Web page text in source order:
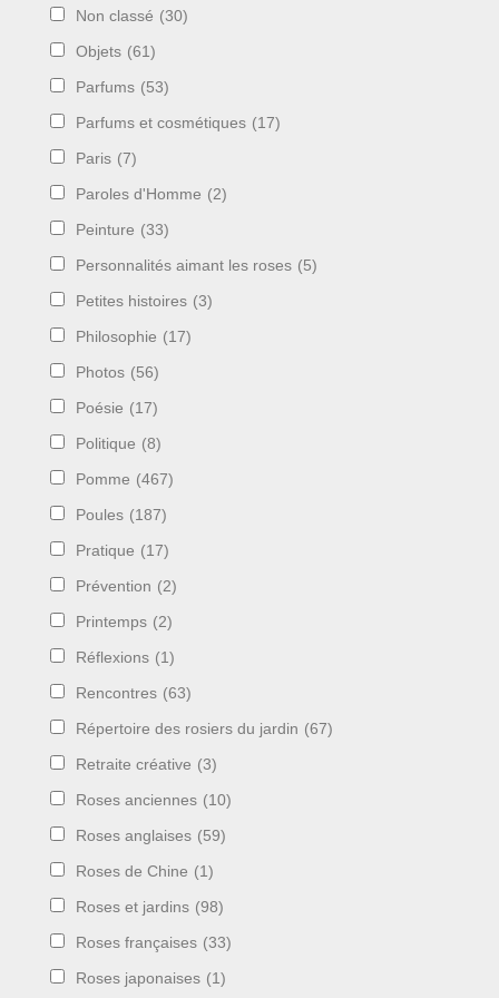
Non classé (30)
Objets (61)
Parfums (53)
Parfums et cosmétiques (17)
Paris (7)
Paroles d'Homme (2)
Peinture (33)
Personnalités aimant les roses (5)
Petites histoires (3)
Philosophie (17)
Photos (56)
Poésie (17)
Politique (8)
Pomme (467)
Poules (187)
Pratique (17)
Prévention (2)
Printemps (2)
Réflexions (1)
Rencontres (63)
Répertoire des rosiers du jardin (67)
Retraite créative (3)
Roses anciennes (10)
Roses anglaises (59)
Roses de Chine (1)
Roses et jardins (98)
Roses françaises (33)
Roses japonaises (1)